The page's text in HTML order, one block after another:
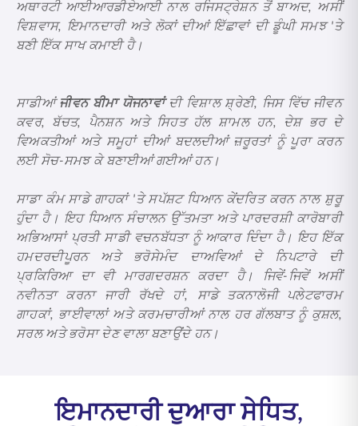
ਅਥਾਰਟੀ ਆਈਆਰਡੀਏਆਈ ਨਾਲ ਰਜਿਸਟ੍ਰੇਸ਼ਨ ਤੋਂ ਬਾਅਦ, ਅਸੀਂ
ਵਿਸ਼ਵਾਸ, ਇਮਾਨਦਾਰੀ ਅਤੇ ਲੋਕਾਂ ਦੀਆਂ ਇੱਛਾਵਾਂ ਦੀ ਡੂੰਘੀ ਸਮਝ 'ਤੇ
ਬਣੀ ਇੱਕ ਸਾਖ ਕਮਾਈ ਹੈ।
ਸਾਡੀਆਂਜੀਵਨ ਬੀਮਾ ਯੋਜਨਾਵਾਂਦੀ ਵਿਸ਼ਾਲ ਸ਼੍ਰੇਣੀ, ਜਿਸ ਵਿੱਚ ਜੀਵਨ
ਕਵਰ, ਬੱਚਤ, ਪੈਨਸ਼ਨ ਅਤੇ ਸਿਹਤ ਹੱਲ ਸ਼ਾਮਲ ਹਨ, ਦੇਸ਼ ਭਰ ਦੇ
ਵਿਅਕਤੀਆਂ ਅਤੇ ਸਮੂਹਾਂ ਦੀਆਂ ਬਦਲਦੀਆਂ ਜ਼ਰੂਰਤਾਂ ਨੂੰ ਪੂਰਾ ਕਰਨ
ਲਈ ਸੋਚ-ਸਮਝ ਕੇ ਬਣਾਈਆਂ ਗਈਆਂ ਹਨ।
ਸਾਡਾ ਕੰਮ ਸਾਡੇ ਗਾਹਕਾਂ 'ਤੇ ਸਪੱਸ਼ਟ ਧਿਆਨ ਕੇਂਦਰਿਤ ਕਰਨ ਨਾਲ ਸ਼ੁਰੂ
ਹੁੰਦਾ ਹੈ। ਇਹ ਧਿਆਨ ਸੰਚਾਲਨ ਉੱਤਮਤਾ ਅਤੇ ਪਾਰਦਰਸ਼ੀ ਕਾਰੋਬਾਰੀ
ਅਭਿਆਸਾਂ ਪ੍ਰਤੀ ਸਾਡੀ ਵਚਨਬੱਧਤਾ ਨੂੰ ਆਕਾਰ ਦਿੰਦਾ ਹੈ। ਇਹ ਇੱਕ
ਹਮਦਰਦੀਪੂਰਨ ਅਤੇ ਭਰੋਸੇਮੰਦ ਦਾਅਵਿਆਂ ਦੇ ਨਿਪਟਾਰੇ ਦੀ
ਪ੍ਰਕਿਰਿਆ ਦਾ ਵੀ ਮਾਰਗਦਰਸ਼ਨ ਕਰਦਾ ਹੈ। ਜਿਵੇਂ-ਜਿਵੇਂ ਅਸੀਂ
ਨਵੀਨਤਾ ਕਰਨਾ ਜਾਰੀ ਰੱਖਦੇ ਹਾਂ, ਸਾਡੇ ਤਕਨਾਲੋਜੀ ਪਲੇਟਫਾਰਮ
ਗਾਹਕਾਂ, ਭਾਈਵਾਲਾਂ ਅਤੇ ਕਰਮਚਾਰੀਆਂ ਨਾਲ ਹਰ ਗੱਲਬਾਤ ਨੂੰ ਕੁਸ਼ਲ,
ਸਰਲ ਅਤੇ ਭਰੋਸਾ ਦੇਣ ਵਾਲਾ ਬਣਾਉਂਦੇ ਹਨ।
ਇਮਾਨਦਾਰੀ ਦੁਆਰਾ ਸੇਧਿਤ,